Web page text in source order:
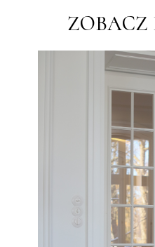
ZOBACZ